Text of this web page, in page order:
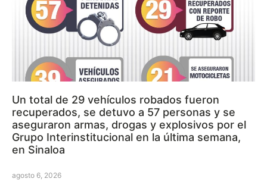
Un total de 29 vehículos robados fueron
recuperados, se detuvo a 57 personas y se
aseguraron armas, drogas y explosivos por el
Grupo Interinstitucional en la última semana,
en Sinaloa
agosto 6, 2026